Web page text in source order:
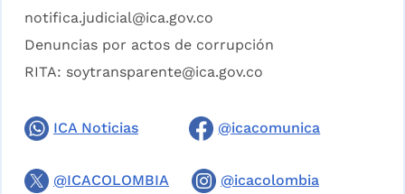
notifica.judicial@ica.gov.co
Denuncias por actos de corrupción
RITA: soytransparente@ica.gov.co
ICA Noticias @icacomunica
@ICACOLOMBIA @icacolombia